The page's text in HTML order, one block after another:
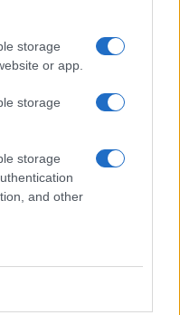
storage
or app.
storage
storage
and other
Rwanda
in
asilo. Le loro
dalle autorità
per cinque
economici e altre
integrarsi nella
se lo desidera.
respinte potranno
in Rwanda